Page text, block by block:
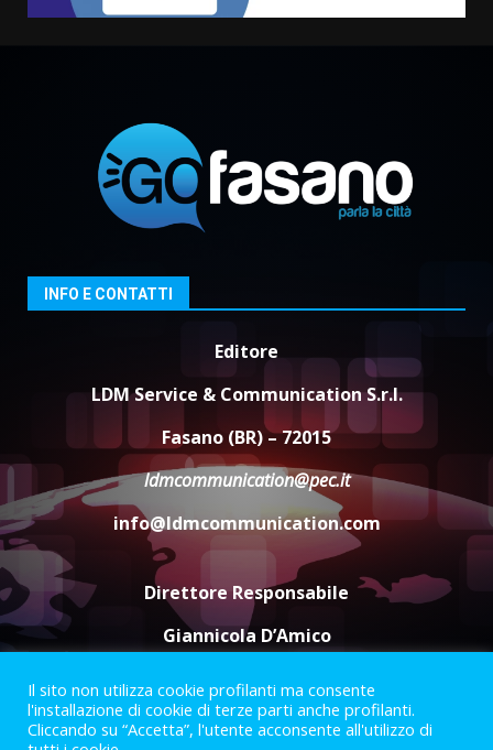
1 6 Agosto 2026 14:16
comunale
6 Agosto 2026 08:00
3
Cura dei beni comuni e
cittadinanza attiva: online
Laureto
La magia del Minareto e la prima
Belvedere. Il rapimento”
6 Agosto 2026 06:15
Serie D, l’Us Fasano è escluso
dal campionato
5 Agosto 2026 17:30
INFO E CONTATTI
Editore
LDM Service & Communication S.r.l.
Fasano (BR) – 72015
ldmcommunication@pec.it
info@ldmcommunication.com
Direttore Responsabile
Giannicola D’Amico
Termini e Condizioni
Privacy Policy
Informazioni Legali
Il sito non utilizza cookie profilanti ma consente
l'installazione di cookie di terze parti anche profilanti.
Cliccando su “Accetta”, l'utente acconsente all'utilizzo di